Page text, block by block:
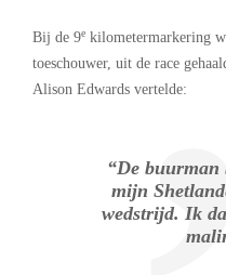
Bij de 9e kilometermarkering
toeschouwer, uit de race
Alison Edwards vertelde:
“De buurman
mijn
wedstrijd. Ik